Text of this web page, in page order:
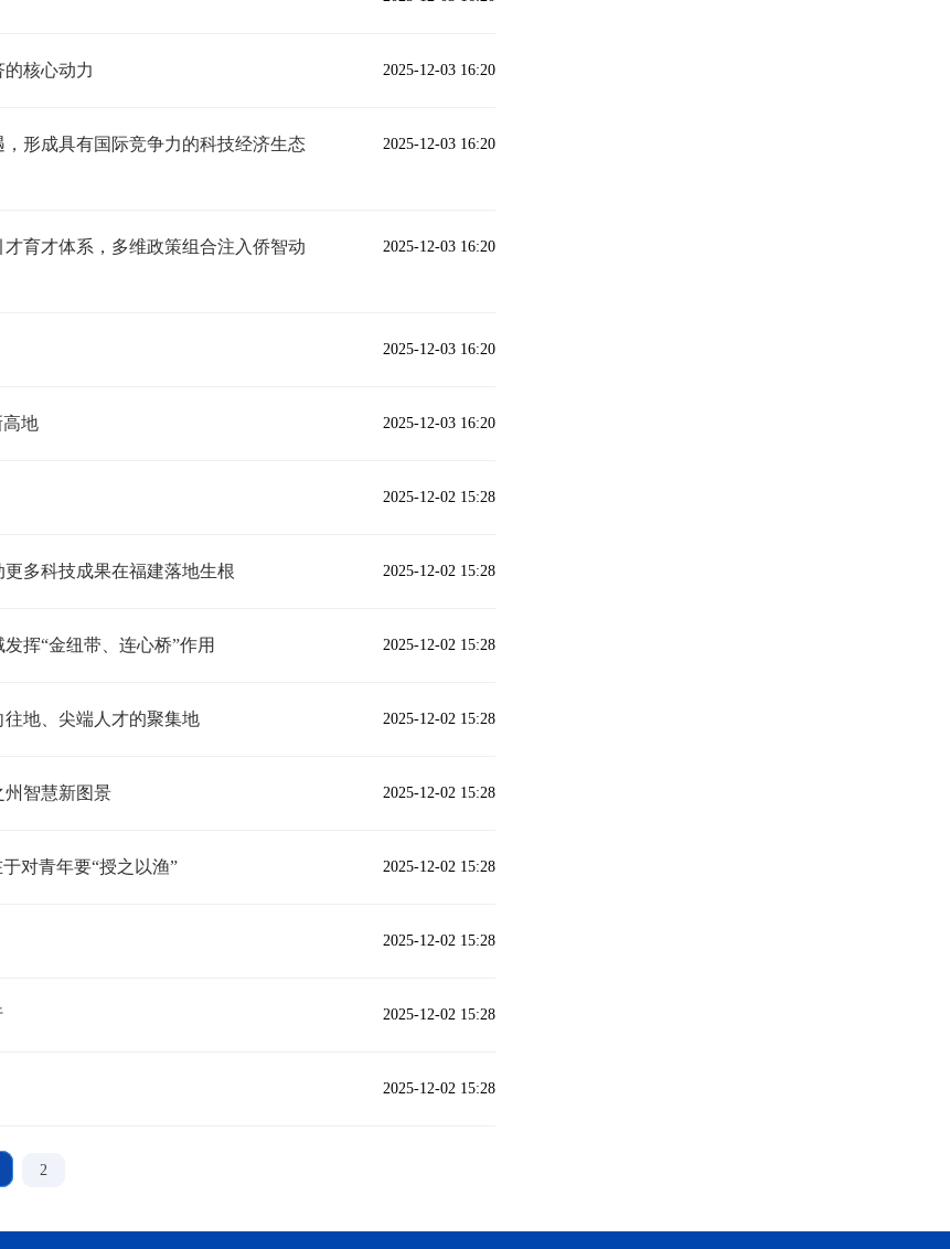
核心动力 2025-12-03 16:20
形成具有国际竞争力的科技经济生态
2025-12-03 16:20
育才体系，多维政策组合注入侨智动
2025-12-03 16:20
2025-12-03 16:20
高地 2025-12-03 16:20
2025-12-02 15:28
多科技成果在福建落地生根 2025-12-02 15:28
挥“金纽带、连心桥”作用 2025-12-02 15:28
地、尖端人才的聚集地 2025-12-02 15:28
州智慧新图景 2025-12-02 15:28
对青年要“授之以渔” 2025-12-02 15:28
2025-12-02 15:28
2025-12-02 15:28
2025-12-02 15:28
2